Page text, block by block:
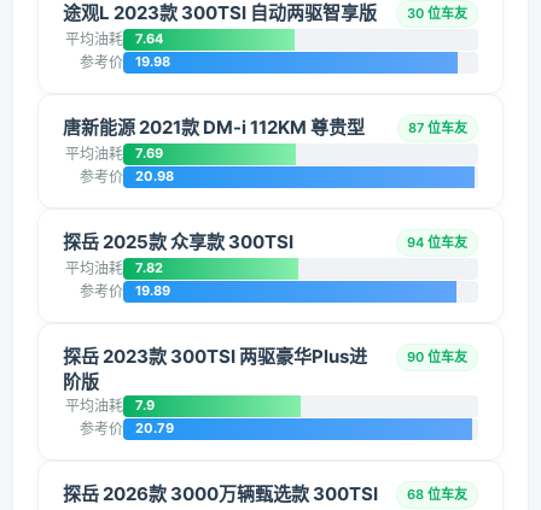
途观L 2023款 300TSI 自动两驱智享版 30 位车友
平均油耗 7.64
参考价 19.98
唐新能源 2021款 DM-i 112KM 尊贵型 87 位车友
平均油耗 7.69
参考价 20.98
探岳 2025款 众享款 300TSI 94 位车友
平均油耗 7.82
参考价 19.89
探岳 2023款 300TSI 两驱豪华Plus进
阶版
90 位车友
平均油耗 7.9
参考价 20.79
探岳 2026款 3000万辆甄选款 300TSI 68 位车友